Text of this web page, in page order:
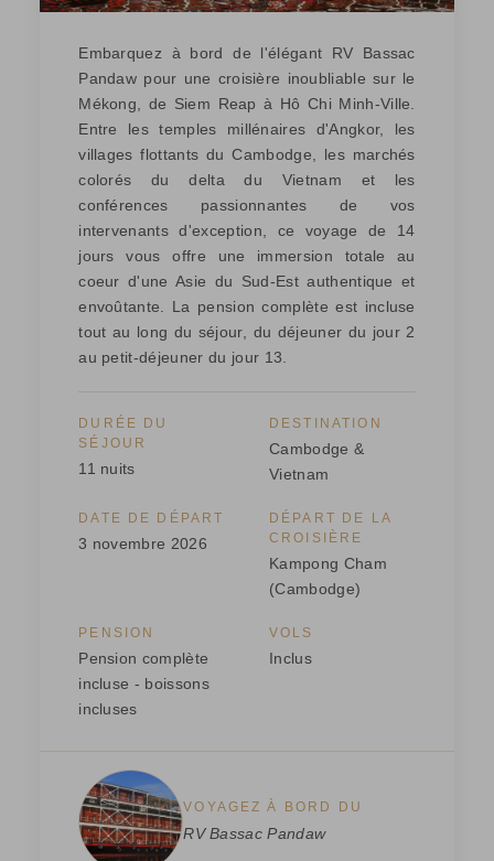
Embarquez à bord de l'élégant RV Bassac
Pandaw pour une croisière inoubliable sur le
Mékong, de Siem Reap à Hô Chi Minh-Ville.
Entre les temples millénaires d'Angkor, les
villages flottants du Cambodge, les marchés
colorés du delta du Vietnam et les
conférences passionnantes de vos
intervenants d'exception, ce voyage de 14
jours vous offre une immersion totale au
coeur d'une Asie du Sud-Est authentique et
envoûtante. La pension complète est incluse
tout au long du séjour, du déjeuner du jour 2
au petit-déjeuner du jour 13.
DURÉE DU
SÉJOUR
11 nuits
DESTINATION
Cambodge &
Vietnam
DATE DE DÉPART
3 novembre 2026
DÉPART DE LA
CROISIÈRE
Kampong Cham
(Cambodge)
PENSION
Pension complète
incluse - boissons
incluses
VOLS
Inclus
VOYAGEZ À BORD DU
RV Bassac Pandaw